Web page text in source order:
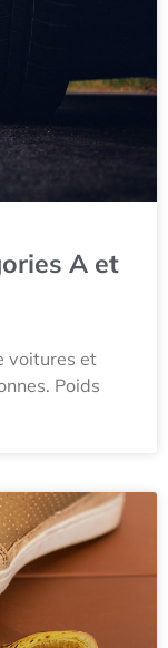
A et
voitures et
Poids